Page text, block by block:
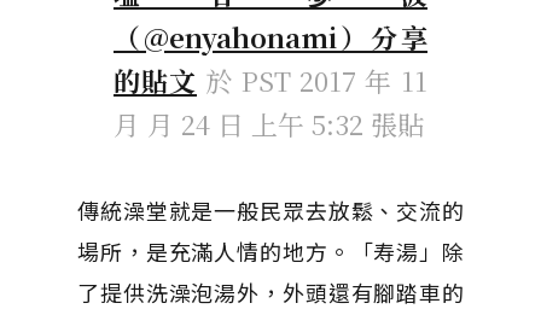
（@enyahonami）分享
的貼文 於 PST 2017 年 11
月 月 24 日 上午 5:32 張貼
傳統澡堂就是一般民眾去放鬆、交流的
場所，是充滿人情的地方。「寿湯」除
了提供洗澡泡湯外，外頭還有腳踏車的